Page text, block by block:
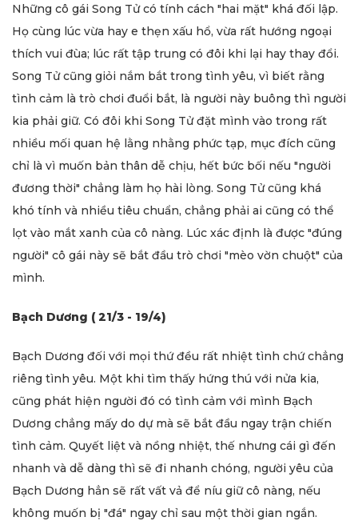
Những cô gái Song Tửcó tính cách "hai mặt" khá đối lập.
Họ cùng lúc vừa hay e thẹn xấu hổ, vừa rất hướng ngoại
thích vui đùa; lúc rất tập trung có đôi khi lại hay thay đổi.
Song Tử cũng giỏi nắm bắt trong tình yêu, vì biết rằng
tình cảm là trò chơi đuổi bắt, là người này buông thì người
kia phải giữ. Có đôi khi Song Tử đặt mình vào trong rất
nhiều mối quan hệ lằng nhằng phức tạp, mục đích cũng
chỉ là vì muốn bản thân dễ chịu, hết bức bối nếu "người
đương thời" chẳng làm họ hài lòng. Song Tử cũng khá
khó tính và nhiều tiêu chuẩn, chẳng phải ai cũng có thể
lọt vào mắt xanh của cô nàng. Lúc xác định là được "đúng
người" cô gái này sẽ bắt đầu trò chơi "mèo vờn chuột" của
mình.
Bạch Dương ( 21/3 - 19/4)
Bạch Dương đối với mọi thứ đều rất nhiệt tình chứ chẳng
riêng tình yêu. Một khi tìm thấy hứng thú với nửa kia,
cũng phát hiện người đó có tình cảm với mình Bạch
Dương chẳng mấy do dự mà sẽ bắt đầu ngay trận chiến
tình cảm. Quyết liệt và nồng nhiệt, thế nhưng cái gì đến
nhanh và dễ dàng thì sẽ đi nhanh chóng, người yêu của
Bạch Dương hẳn sẽ rất vất vả để níu giữ cô nàng, nếu
không muốn bị "đá" ngay chỉ sau một thời gian ngắn.